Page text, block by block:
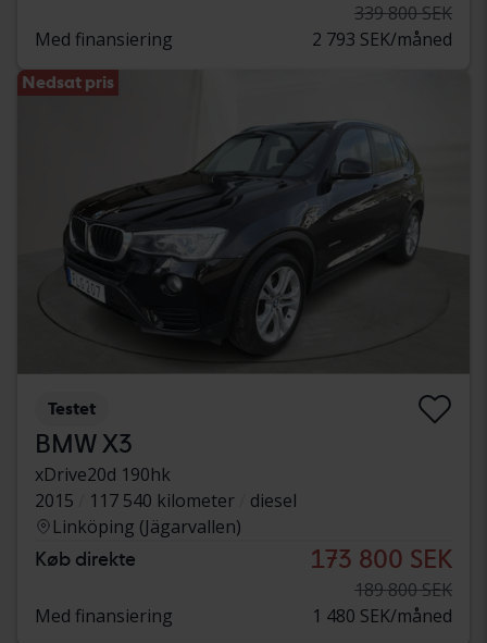
339 800 SEK
Med finansiering
2 793 SEK/måned
Nedsat pris
Testet
BMW X3
xDrive20d 190hk
2015
117 540 kilometer
diesel
Linköping (Jägarvallen)
Køb direkte 173 800 SEK
189 800 SEK
Med finansiering
1 480 SEK/måned